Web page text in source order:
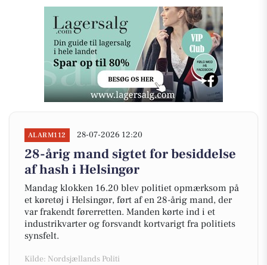
ALARM112 28-07-2026 12:20
28-årig mand sigtet for besiddelse
af hash i Helsingør
Mandag klokken 16.20 blev politiet opmærksom på
et køretøj i Helsingør, ført af en 28-årig mand, der
var frakendt førerretten. Manden kørte ind i et
industrikvarter og forsvandt kortvarigt fra politiets
synsfelt.
Kilde: Nordsjællands Politi